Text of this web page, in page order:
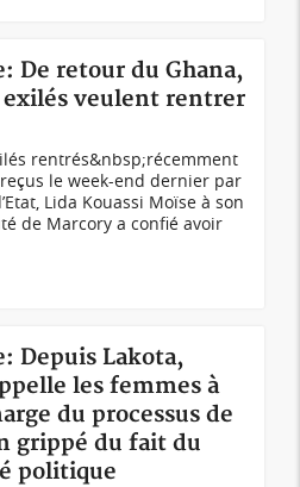
De retour du Ghana,
veulent rentrer
rentrés&nbsp;récemment
le week-end dernier par
Lida Kouassi Moïse à son
de Marcory a confié avoir
Depuis Lakota,
les femmes à
du processus de
grippé du fait du
politique